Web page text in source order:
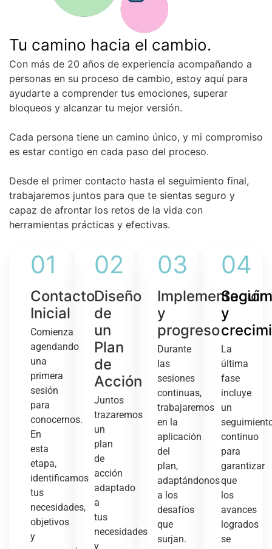
Tu camino hacia el cambio.
Con más de 20 años de experiencia acompañando a
personas en su proceso de cambio, estoy aquí para
ayudarte a comprender tus emociones, superar
bloqueos y alcanzar tu mejor versión.
Cada persona tiene un camino único, y mi compromiso
es estar contigo en cada paso del proceso.
Desde el primer contacto hasta el seguimiento final,
trabajaremos juntos para que te sientas seguro y
capaz de afrontar los retos de la vida con
herramientas prácticas y efectivas.
01
Contacto
Inicial
Comienza
agendando
una
primera
sesión
para
conocernos.
En
esta
etapa,
identificamos
tus
necesidades,
objetivos
y
02
Diseño
de
un
Plan
de
Acción
Juntos
trazaremos
un
plan
de
acción
adaptado
a
tus
necesidades
y
03
Implementación
y
progreso
Durante
las
sesiones
continuas,
trabajaremos
en la
aplicación
del
plan,
adaptándonos
a los
desafíos
que
surjan.
04
y
La
última
fase
incluye
un
continuo
para
garantizar
que
los
avances
logrados
se